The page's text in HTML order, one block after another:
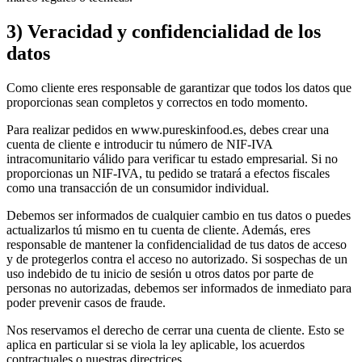
3) Veracidad y confidencialidad de los
datos
Como cliente eres responsable de garantizar que todos los datos que
proporcionas sean completos y correctos en todo momento.
Para realizar pedidos en www.pureskinfood.es, debes crear una
cuenta de cliente e introducir tu número de NIF-IVA
intracomunitario válido para verificar tu estado empresarial. Si no
proporcionas un NIF-IVA, tu pedido se tratará a efectos fiscales
como una transacción de un consumidor individual.
Debemos ser informados de cualquier cambio en tus datos o puedes
actualizarlos tú mismo en tu cuenta de cliente. Además, eres
responsable de mantener la confidencialidad de tus datos de acceso
y de protegerlos contra el acceso no autorizado. Si sospechas de un
uso indebido de tu inicio de sesión u otros datos por parte de
personas no autorizadas, debemos ser informados de inmediato para
poder prevenir casos de fraude.
Nos reservamos el derecho de cerrar una cuenta de cliente. Esto se
aplica en particular si se viola la ley aplicable, los acuerdos
contractuales o nuestras directrices.